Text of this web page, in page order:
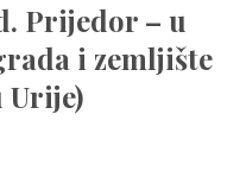
Prijedor – u
i zemljište
Urije)